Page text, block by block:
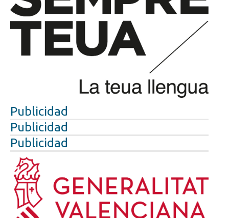
Publicidad
Publicidad
Publicidad